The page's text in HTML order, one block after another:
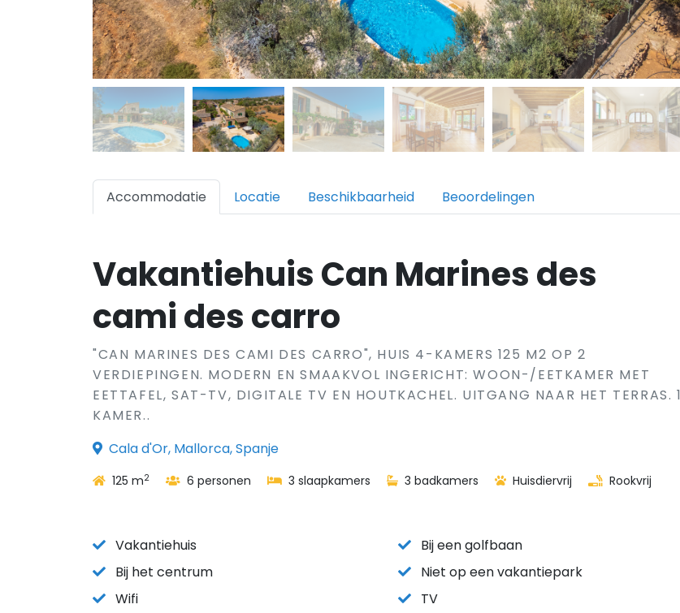
Accommodatie Locatie Beschikbaarheid Beoordelingen
Vakantiehuis Can Marines des
cami des carro
"CAN MARINES DES CAMI DES CARRO", HUIS 4-KAMERS 125 M2 OP 2
VERDIEPINGEN. MODERN EN SMAAKVOL INGERICHT: WOON-/EETKAMER MET
EETTAFEL, SAT-TV, DIGITALE TV EN HOUTKACHEL. UITGANG NAAR HET TERRAS. 1
KAMER..
Cala d'Or, Mallorca, Spanje
125 m2 6 personen 3 slaapkamers 3 badkamers Huisdiervrij Rookvrij
Vakantiehuis
Bij een golfbaan
Bij het centrum
Niet op een vakantiepark
Wifi
TV